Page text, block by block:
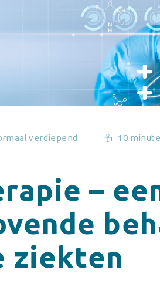
verdiepend 10
–
ziekten